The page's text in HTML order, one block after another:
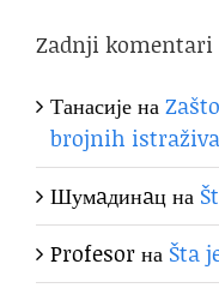
Zadnji komentari
Танасијена
brojnih
Шумaдинaцна
Profesorна Šta